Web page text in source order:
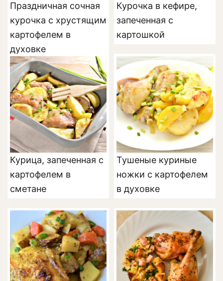
Праздничная сочная
курочка с хрустящим
картофелем в
духовке
Курочка в кефире,
запеченная с
картошкой
Курица, запеченная с
картофелем в
сметане
Тушеные куриные
ножки с картофелем
в духовке